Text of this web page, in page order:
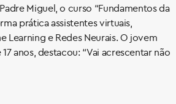
Miguel, o curso “Fundamentos da
prática assistentes virtuais,
Learning e Redes Neurais. O jovem
anos, destacou: “Vai acrescentar não